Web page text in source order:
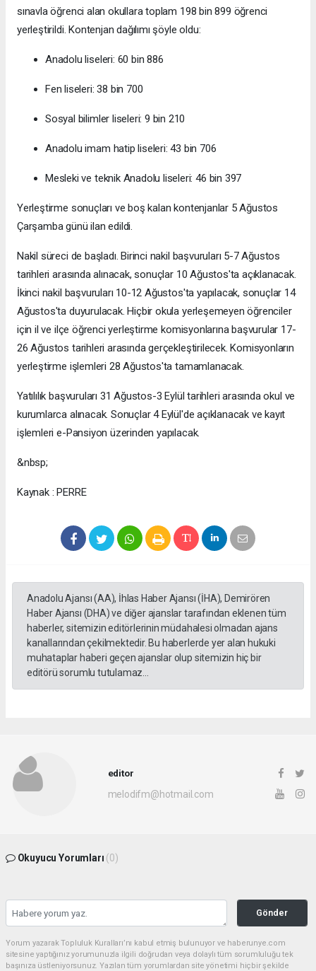
sınavla öğrenci alan okullara toplam 198 bin 899 öğrenci
yerleştirildi. Kontenjan dağılımı şöyle oldu:
Anadolu liseleri: 60 bin 886
Fen liseleri: 38 bin 700
Sosyal bilimler liseleri: 9 bin 210
Anadolu imam hatip liseleri: 43 bin 706
Mesleki ve teknik Anadolu liseleri: 46 bin 397
Yerleştirme sonuçları ve boş kalan kontenjanlar 5 Ağustos
Çarşamba günü ilan edildi.
Nakil süreci de başladı. Birinci nakil başvuruları 5-7 Ağustos
tarihleri arasında alınacak, sonuçlar 10 Ağustos'ta açıklanacak.
İkinci nakil başvuruları 10-12 Ağustos'ta yapılacak, sonuçlar 14
Ağustos'ta duyurulacak. Hiçbir okula yerleşemeyen öğrenciler
için il ve ilçe öğrenci yerleştirme komisyonlarına başvurular 17-
26 Ağustos tarihleri arasında gerçekleştirilecek. Komisyonların
yerleştirme işlemleri 28 Ağustos'ta tamamlanacak.
Yatılılık başvuruları 31 Ağustos-3 Eylül tarihleri arasında okul ve
kurumlarca alınacak. Sonuçlar 4 Eylül'de açıklanacak ve kayıt
işlemleri e-Pansiyon üzerinden yapılacak.
&nbsp;
Kaynak : PERRE
Anadolu Ajansı (AA), İhlas Haber Ajansı (İHA), Demirören
Haber Ajansı (DHA) ve diğer ajanslar tarafından eklenen tüm
haberler, sitemizin editörlerinin müdahalesi olmadan ajans
kanallarından çekilmektedir. Bu haberlerde yer alan hukuki
muhataplar haberi geçen ajanslar olup sitemizin hiç bir
editörü sorumlu tutulamaz...
editor
melodifm@hotmail.com
Okuyucu Yorumları (0)
Gönder
Yorum yazarak Topluluk Kuralları’nı kabul etmiş bulunuyor ve haberunye.com
sitesine yaptığınız yorumunuzla ilgili doğrudan veya dolaylı tüm sorumluluğu tek
başınıza üstleniyorsunuz. Yazılan tüm yorumlardan site yönetimi hiçbir şekilde